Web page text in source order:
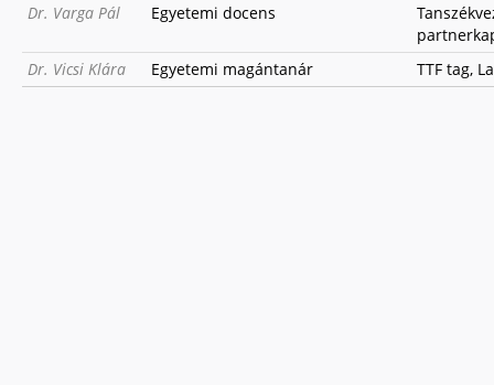
Dr. Varga Pál
Egyetemi docens
Dr. Vicsi Klára
Egyetemi magántanár TTF tag,